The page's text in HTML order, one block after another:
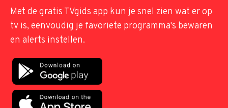
Met de gratis TVgids app kun je snel zien wat er op
tv is, eenvoudig je favoriete programma's bewaren
en alerts instellen.